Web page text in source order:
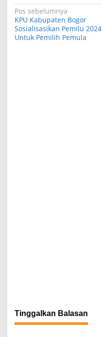
N
a
v
Pos sebelumnya
KPU Kabupaten Bogor
Sosialisasikan Pemilu 2024
Untuk Pemilih Pemula
Tinggalkan Balasan